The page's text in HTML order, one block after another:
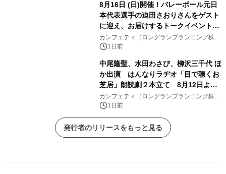
8月16日 (日)開催！バレーボール元日
本代表選手の迫田さおりさんをゲスト
に迎え、お届けするトークイベント
『第4回 堀口はしのお話の会』チケッ
ト発売中
カンフェティ（ロングランプランニング株式
会社）
1日前
中尾隆聖、水田わさび、柳沢三千代 ほ
か出演 はんなりラヂオ「目で聴くお
芝居」朗読劇２本立て 8月12日より
赤坂RED/THEATERにて上演
カンフェティ（ロングランプランニング株式
会社）
1日前
発行者のリリースをもっと見る